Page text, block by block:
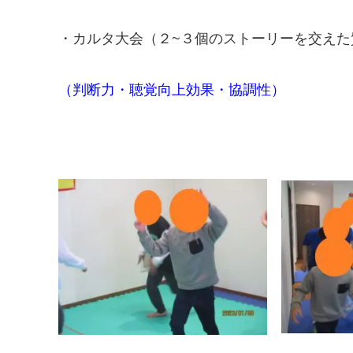
・カルタ大会（２~３個のストーリーを交え
（判断力・聴覚向上効果・協調性）